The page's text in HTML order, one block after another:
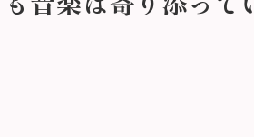
音楽は寄り添って